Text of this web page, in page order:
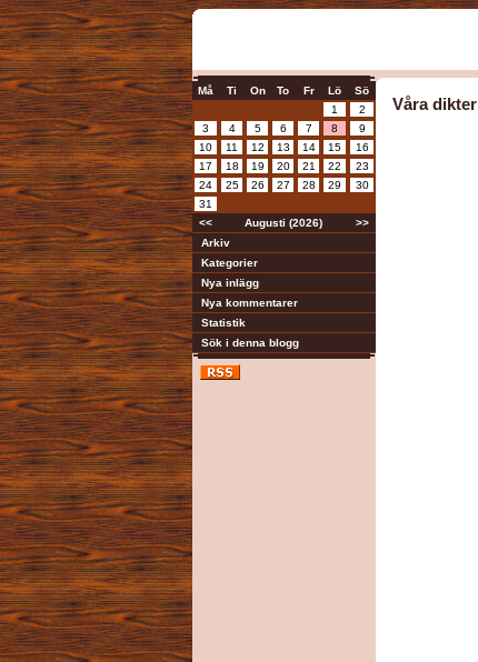
Må Ti On To Fr Lö
Sö
1
2
3
4 5 6 7 8
9
10
11 12 13 14 15
16
17
18 19 20 21 22
23
24
25 26 27 28 29
30
31
<<
Augusti (2026)
>>
Arkiv
Kategorier
Nya inlägg
Nya kommentarer
Statistik
Sök i denna blogg
Våra dikter